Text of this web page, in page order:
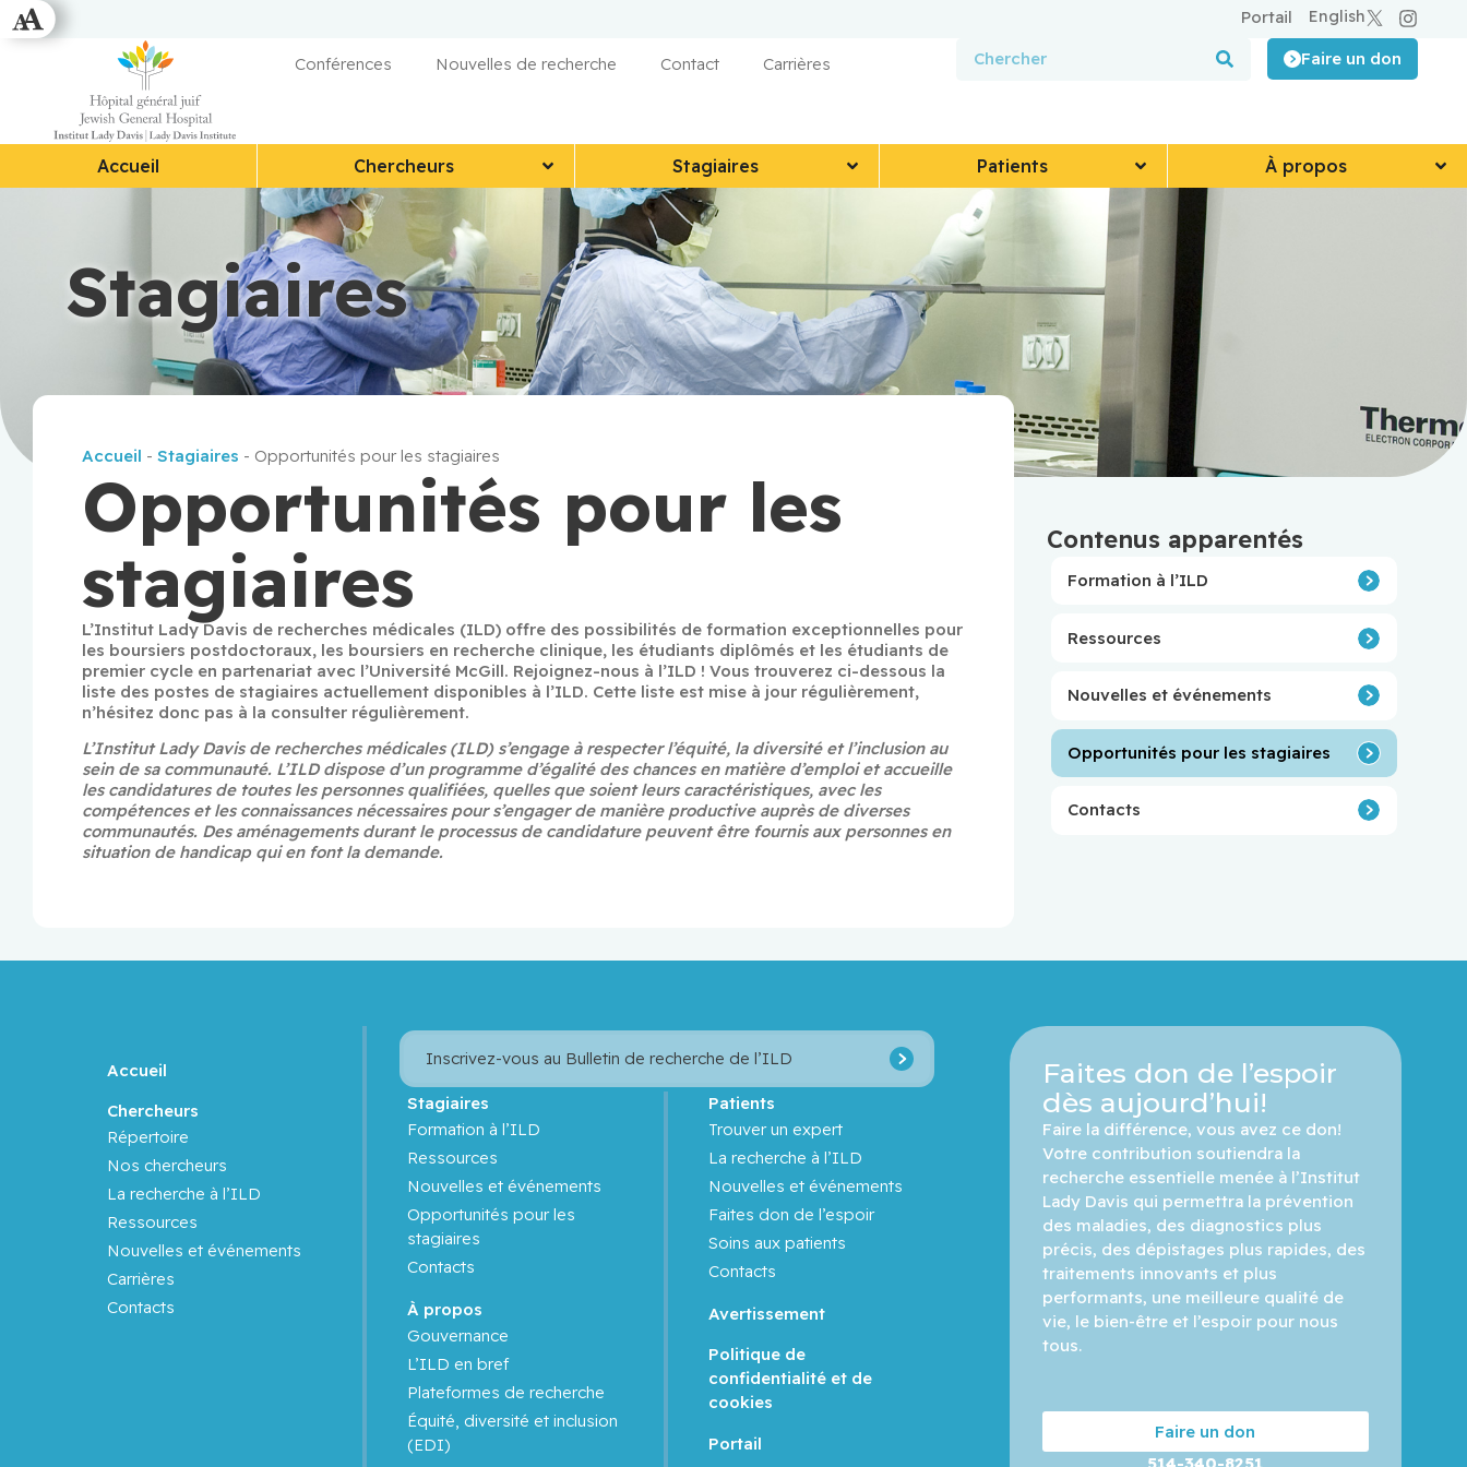
English
Portail
Conférences Nouvelles de recherche Contact Carrières Faire un don
Accueil Chercheurs Stagiaires Patients À propos
Stagiaires
Accueil -Stagiaires - Opportunités pour les stagiaires
Opportunités pour les
stagiaires
L’Institut Lady Davis de recherches médicales (ILD) offre des possibilités de formation exceptionnelles pour
les boursiers postdoctoraux, les boursiers en recherche clinique, les étudiants diplômés et les étudiants de
premier cycle en partenariat avec l’Université McGill. Rejoignez-nous à l’ILD ! Vous trouverez ci-dessous la
liste des postes de stagiaires actuellement disponibles à l’ILD. Cette liste est mise à jour régulièrement,
n’hésitez donc pas à la consulter régulièrement.
L’Institut Lady Davis de recherches médicales (ILD) s’engage à respecter l’équité, la diversité et l’inclusion au
sein de sa communauté. L’ILD dispose d’un programme d’égalité des chances en matière d’emploi et accueille
les candidatures de toutes les personnes qualifiées, quelles que soient leurs caractéristiques, avec les
compétences et les connaissances nécessaires pour s’engager de manière productive auprès de diverses
communautés. Des aménagements durant le processus de candidature peuvent être fournis aux personnes en
situation de handicap qui en font la demande.
Contenus apparentés
Formation à l’ILD
Ressources
Nouvelles et événements
Opportunités pour les stagiaires
Contacts
Accueil
Chercheurs
Répertoire
Nos chercheurs
La recherche à l’ILD
Ressources
Nouvelles et événements
Carrières
Contacts
Inscrivez-vous au Bulletin de recherche de l’ILD
Stagiaires
Formation à l’ILD
Ressources
Nouvelles et événements
Opportunités pour les
stagiaires
Contacts
À propos
Gouvernance
L’ILD en bref
Plateformes de recherche
Équité, diversité et inclusion
(EDI)
Patients
Trouver un expert
La recherche à l’ILD
Nouvelles et événements
Faites don de l’espoir
Soins aux patients
Contacts
Avertissement
Politique de
confidentialité et de
cookies
Portail
Faites don de l’espoir
dès aujourd’hui!
Faire la différence, vous avez ce don!
Votre contribution soutiendra la
recherche essentielle menée à l’Institut
Lady Davis qui permettra la prévention
des maladies, des diagnostics plus
précis, des dépistages plus rapides, des
traitements innovants et plus
performants, une meilleure qualité de
vie, le bien-être et l’espoir pour nous
tous.
Faire un don